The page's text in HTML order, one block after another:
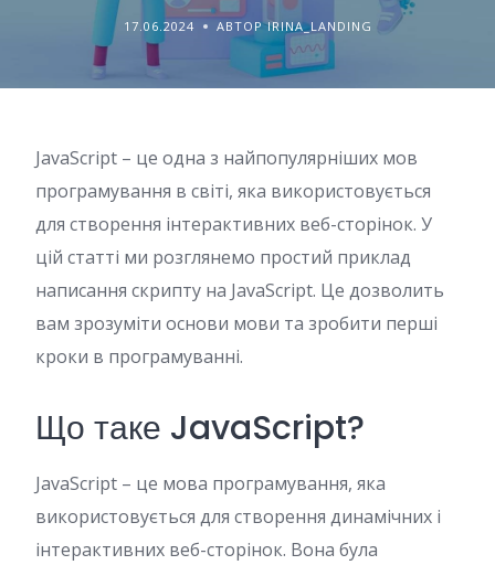
17.06.2024 АВТОР IRINA_LANDING
JavaScript – це одна з найпопулярніших мов
програмування в світі, яка використовується
для створення інтерактивних веб-сторінок. У
цій статті ми розглянемо простий приклад
написання скрипту на JavaScript. Це дозволить
вам зрозуміти основи мови та зробити перші
кроки в програмуванні.
Що таке JavaScript?
JavaScript – це мова програмування, яка
використовується для створення динамічних і
інтерактивних веб-сторінок. Вона була